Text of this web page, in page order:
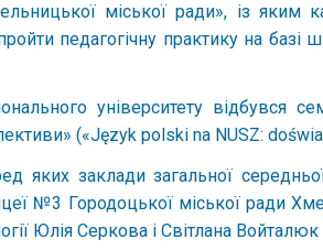
міської ради», із яким
педагогічну практику на базі
університету відбувся
(«Język polski na NUSZ:
яких заклади загальної
Городоцької міської ради
Юлія Серкова і Світлана Войталюк